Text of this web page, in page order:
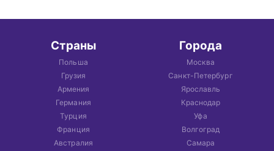
Страны
Польша
Грузия
Армения
Германия
Турция
Франция
Австралия
Города
Москва
Санкт-Петербург
Ярославль
Краснодар
Уфа
Волгоград
Самара